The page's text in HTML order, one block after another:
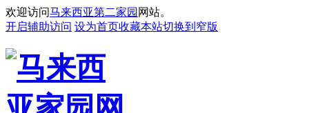
欢迎访问马来西亚第二家园 网站。
开启辅助访问 设为首页收藏本站切换到窄版